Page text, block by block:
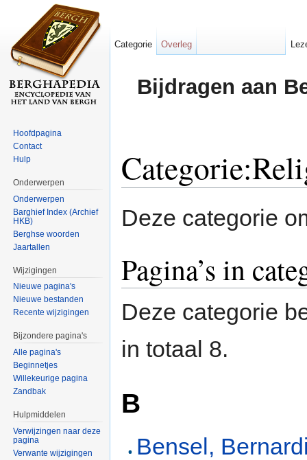
Bijdragen aan
Deze categorie
Pagina’s in
Deze categorie
in totaal 8.
B
Bensel,
Categorie Overleg
Hoofdpagina
Contact
Hulp
Onderwerpen
Onderwerpen
Barghief Index (Archief
HKB)
Berghse woorden
Jaartallen
Wijzigingen
Nieuwe pagina's
Nieuwe bestanden
Recente wijzigingen
Bijzondere pagina's
Alle pagina's
Beginnetjes
Willekeurige pagina
Zandbak
Hulpmiddelen
Verwijzingen naar deze
pagina
Verwante wijzigingen